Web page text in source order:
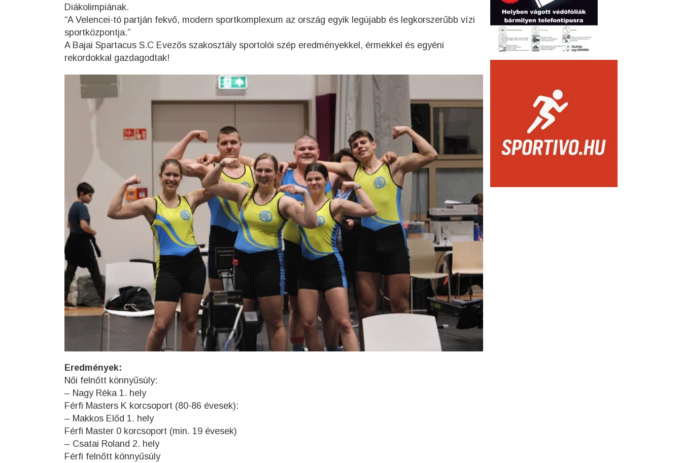
Diákolimpiának.
“A Velencei-tó partján fekvő, modern sportkomplexum az ország egyik legújabb és legkorszerűbb vízi
sportközpontja.”
A Bajai Spartacus S.C Evezős szakosztály sportolói szép eredményekkel, érmekkel és egyéni
rekordokkal gazdagodtak!
Eredmények:
Női felnőtt könnyűsúly:
– Nagy Réka 1. hely
Férfi Masters K korcsoport (80-86 évesek):
– Makkos Előd 1. hely
Férfi Master 0 korcsoport (min. 19 évesek)
– Csatai Roland 2. hely
Férfi felnőtt könnyűsúly